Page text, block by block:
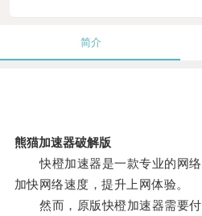
简介
熊猫加速器破解版
快橙加速器是一款专业的网络
加快网络速度，提升上网体验。
然而，原版快橙加速器需要付